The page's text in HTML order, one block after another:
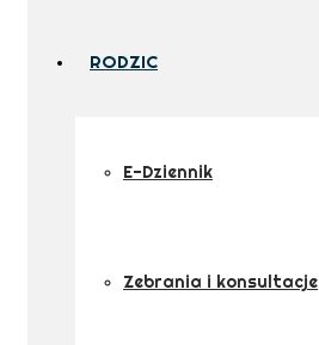
RODZIC
E-Dziennik
Zebrania i konsultacje